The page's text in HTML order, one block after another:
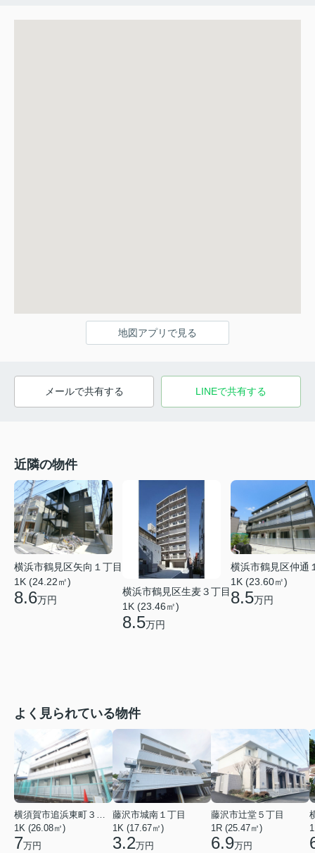
地図アプリで見る
メールで共有する LINEで共有する
近隣の物件
横浜市鶴見区矢向１丁目
1K (24.22㎡)
8.6万円
横浜市鶴見区生麦３丁目
1K (23.46㎡)
8.5万円
横浜市鶴見区仲通
1K (23.60㎡)
8.5万円
よく見られている物件
1K (26.08㎡)
7万円
藤沢市城南１丁目
1K (17.67㎡)
3.2万円
藤沢市辻堂５丁目
1R (25.47㎡)
6.9万円